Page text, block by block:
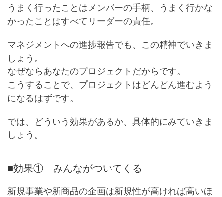
うまく行ったことはメンバーの手柄、うまく行かな
かったことはすべてリーダーの責任。
マネジメントへの進捗報告でも、この精神でいきま
しょう。
なぜならあなたのプロジェクトだからです。
こうすることで、プロジェクトはどんどん進むよう
になるはずです。
では、どういう効果があるか、具体的にみていきま
しょう。
■効果① みんながついてくる
新規事業や新商品の企画は新規性が高ければ高いほ